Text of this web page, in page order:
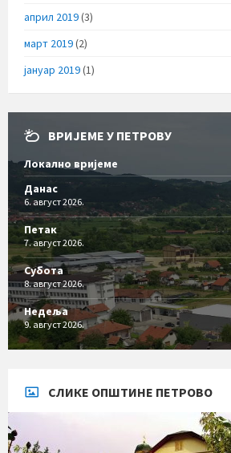
април 2019(3)
март 2019(2)
јануар 2019(1)
ВРИЈЕМЕ У ПЕТРОВУ
Локално вријеме
Данас
6. август 2026.
Петак
7. август 2026.
Субота
8. август 2026.
Недеља
9. август 2026.
СЛИКЕ ОПШТИНЕ ПЕТРОВО